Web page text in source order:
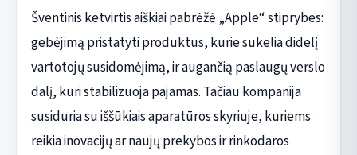
Šventinis ketvirtis aiškiai pabrėžė „Apple“ stiprybes:
gebėjimą pristatyti produktus, kurie sukelia didelį
vartotojų susidomėjimą, ir augančią paslaugų verslo
dalį, kuri stabilizuoja pajamas. Tačiau kompanija
susiduria su iššūkiais aparatūros skyriuje, kuriems
reikia inovacijų ar naujų prekybos ir rinkodaros